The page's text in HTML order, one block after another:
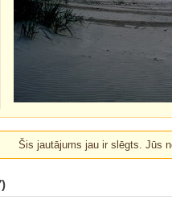
Šis jautājums jau ir slēgts. Jūs